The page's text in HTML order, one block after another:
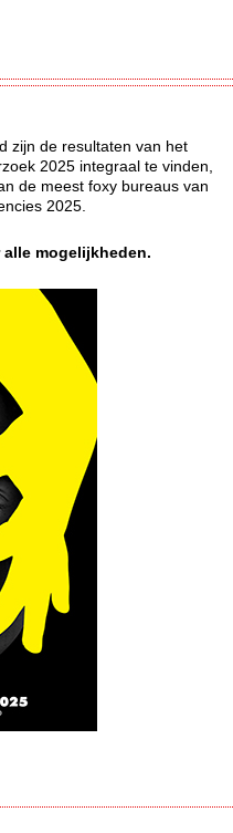
zijn de resultaten van het
2025 integraal te vinden,
de meest foxy bureaus van
2025.
alle mogelijkheden.